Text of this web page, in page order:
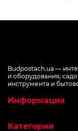
Budpostach.ua —
и оборудования,
инструмента и
Информация
Категории